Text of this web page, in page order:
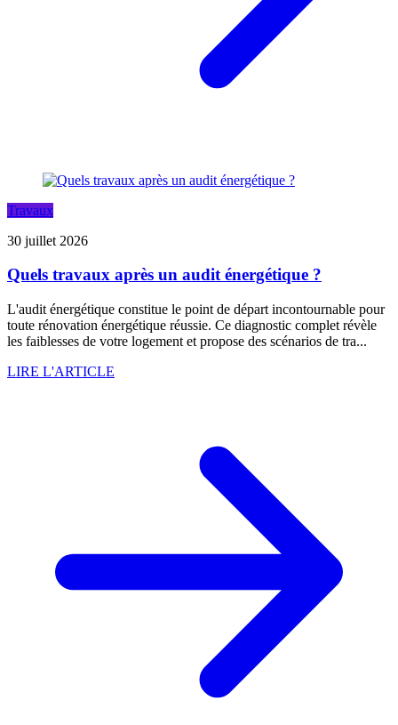
Travaux
30 juillet 2026
Quels travaux après un audit énergétique ?
L'audit énergétique constitue le point de départ incontournable pour
toute rénovation énergétique réussie. Ce diagnostic complet révèle
les faiblesses de votre logement et propose des scénarios de tra...
LIRE L'ARTICLE